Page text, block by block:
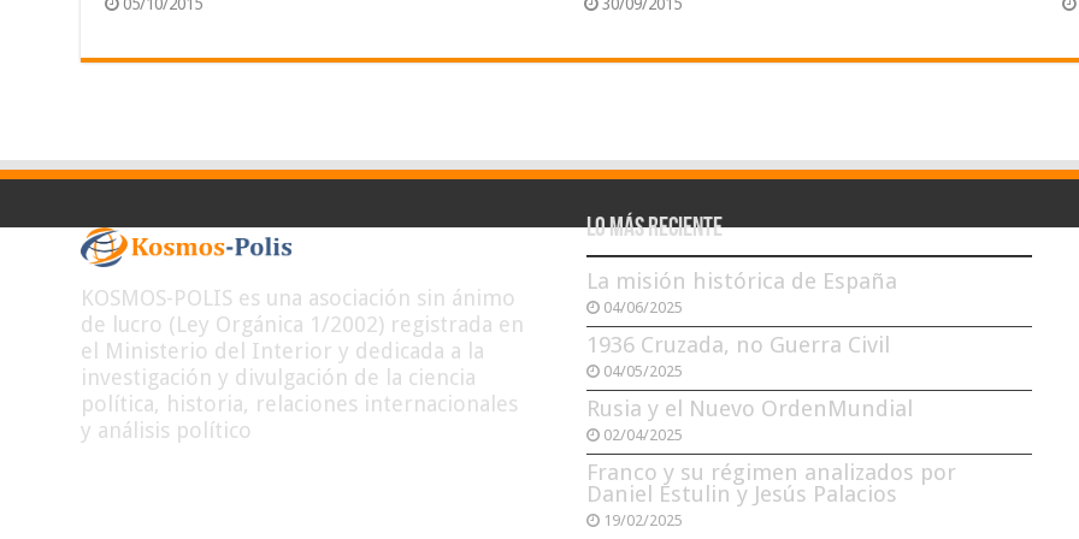
KOSMOS-POLIS es una asociación sin ánimo
de lucro (Ley Orgánica 1/2002) registrada en
el Ministerio del Interior y dedicada a la
investigación y divulgación de la ciencia
política, historia, relaciones internacionales
y análisis político
Lo más reciente
La misión histórica de España
04/06/2025
1936 Cruzada, no Guerra Civil
04/05/2025
Rusia y el Nuevo OrdenMundial
02/04/2025
Franco y su régimen analizados por
Daniel Estulin y Jesús Palacios
19/02/2025